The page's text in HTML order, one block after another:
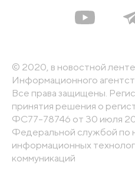
© 2020, в новостной
Информационного
Все права защищены.
принятия решения о
ФС77-78746 от 30 июля
Федеральной службой по
информационных
коммуникаций